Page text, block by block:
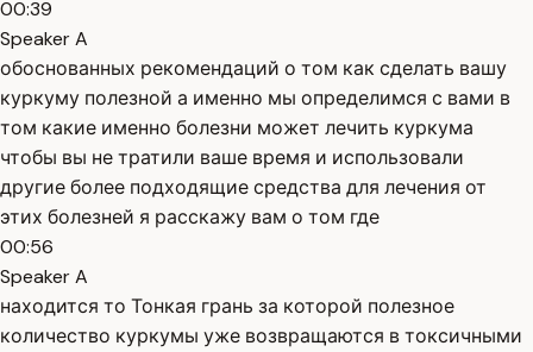
00:39
Speaker A
обоснованных рекомендаций о том как сделать вашу
куркуму полезной а именно мы определимся с вами в
том какие именно болезни может лечить куркума
чтобы вы не тратили ваше время и использовали
другие более подходящие средства для лечения от
этих болезней я расскажу вам о том где
00:56
Speaker A
находится то Тонкая грань за которой полезное
количество куркумы уже возвращаются в токсичными